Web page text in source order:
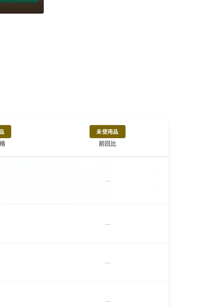
未使用品
前回比
－
－
－
－